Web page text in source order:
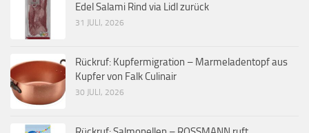
Edel Salami Rind via Lidl zurück
31 JULI, 2026
Rückruf: Kupfermigration – Marmeladentopf aus
Kupfer von Falk Culinair
30 JULI, 2026